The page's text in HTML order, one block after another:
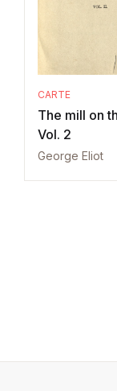
CARTE
The mill on
Vol. 2
George Eliot